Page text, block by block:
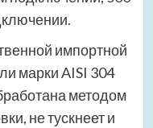
импортной
марки AISI 304
методом
не тускнеет и